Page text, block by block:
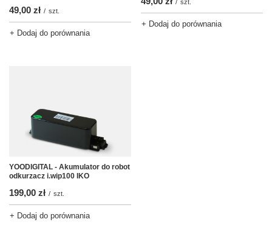
49,00 zł / szt.
+ Dodaj do porównania
/ szt.
+ Dodaj do porównania
YOODIGITAL - Akumulator do robot
odkurzacz i.wip100 IKO
199,00 zł / szt.
+ Dodaj do porównania